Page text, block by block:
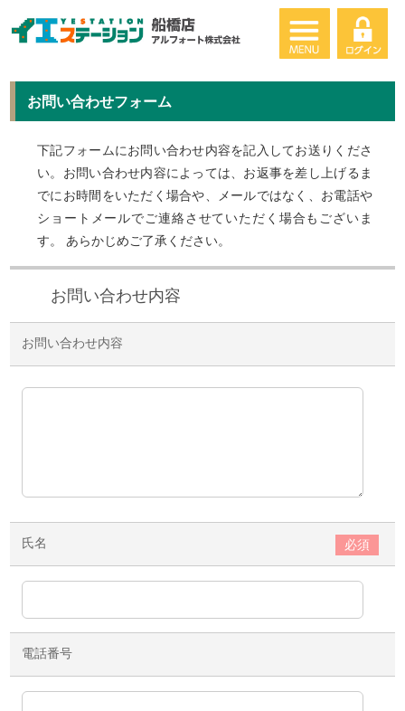
お問い合わせフォーム
下記フォームにお問い合わせ内容を記入してお送りくださ
い。お問い合わせ内容によっては、お返事を差し上げるま
でにお時間をいただく場合や、メールではなく、お電話や
ショートメールでご連絡させていただく場合もございま
す。 あらかじめご了承ください。
お問い合わせ内容
お問い合わせ内容
氏名 必須
電話番号